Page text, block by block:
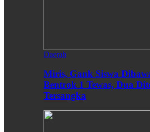
Daerah
Miris, Gank Siswa
Bentrok 1 Tewas, Dua
Tersangka